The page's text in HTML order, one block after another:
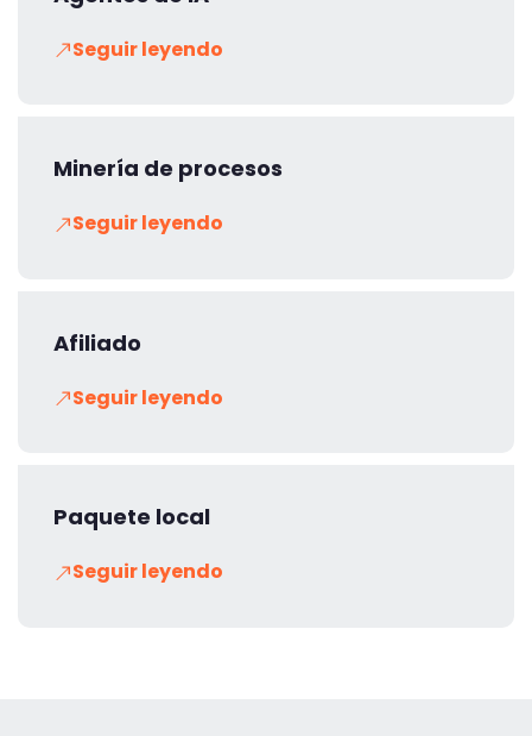
Seguir leyendo
Minería de procesos
Seguir leyendo
Afiliado
Seguir leyendo
Paquete local
Seguir leyendo